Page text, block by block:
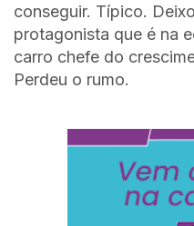
conseguir. Típico.
protagonista que é na
carro chefe do
Perdeu o rumo.